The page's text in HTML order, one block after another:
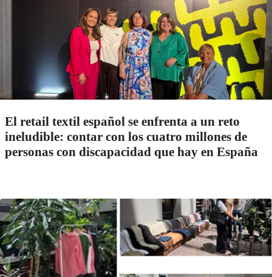
El retail textil español se enfrenta a un reto
ineludible: contar con los cuatro millones de
personas con discapacidad que hay en España